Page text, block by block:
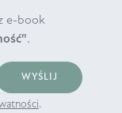
e-book
.
WYŚLIJ
.